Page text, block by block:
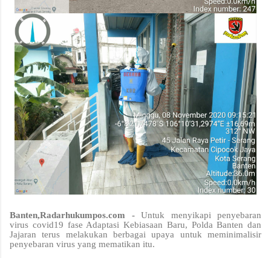
Banten,Radarhukumpos.com - Untuk menyikapi penyebaran
virus covid19 fase Adaptasi Kebiasaan Baru, Polda Banten dan
Jajaran terus melakukan berbagai upaya untuk meminimalisir
penyebaran virus yang mematikan itu.